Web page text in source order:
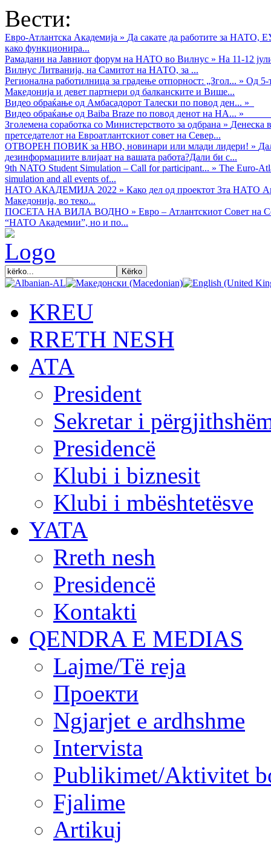
Вести:
Евро-Атлантска Академија » Да сакате да работите за НАТО,
како функционира...
Рамадани на Јавниот форум на НАТО во Вилнус » На 11-12
Вилнус Литванија, на Самитот на НАТО, за ...
Регионална работилница за градење отпорност: „Згол... » Од 5-
Македонија и девет партнери од балканските и Више...
Видео обраќањe од Амбасадорот Талески по повод ден... »
Видео обраќање од Baiba Braze по повод денот на НА... »
Зголемена соработка со Министерството за одбрана » Денеска
претседателот на Евроатлантскиот совет на Север...
ОТВОРЕН ПОВИК за НВО, новинари или млади лидери! »
дезинформациите влијаат на вашата работа?Дали би с...
9th NATO Student Simulation – Call for participant... » The Euro-
simulation and all events of...
НАТО АКАДЕМИЈА 2022 » Како дел од проектот 3та НАТО
Македонија, во теко...
ПОСЕТА НА ВИЛА ВОДНО » Евро – Атлантскиот Совет на
“НАТО Академии”, но и по...
KREU
RRETH NESH
АТА
President
Sekretar i
Presidencë
Klubi i biznesit
Klubi i mbështetësve
YATA
Rreth nesh
Presidencë
Kontakti
QENDRA E MEDIAS
Lajme/Të reja
Проекти
Ngjarjet e ardhshme
Intervista
Publikimet/Aktivitet
Fjalime
Artikuj